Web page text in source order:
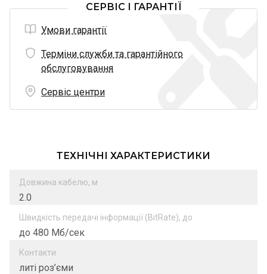
СЕРВІС І ГАРАНТІЇ
Умови гарантії
Терміни служби та гарантійного
обслуговування
Сервіс центри
ТЕХНІЧНІ ХАРАКТЕРИСТИКИ
Довжина кабелю, м
2.0
Швидкість передачі інформації (BitRate), до
до 480 Мб/сек
Контакти
литі роз’єми